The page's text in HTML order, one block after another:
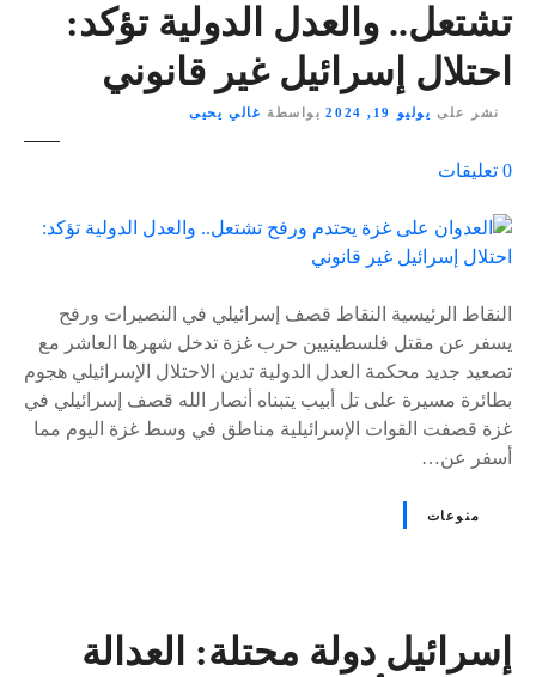
تشتعل.. والعدل الدولية تؤكد:
احتلال إسرائيل غير قانوني
نشر على يوليو 19, 2024 بواسطة غالي يحيى
0 تعليقات
ى
٪
النقاط الرئيسية النقاط قصف إسرائيلي في النصيرات ورفح
يسفر عن مقتل فلسطينيين حرب غزة تدخل شهرها العاشر مع
تصعيد جديد محكمة العدل الدولية تدين الاحتلال الإسرائيلي هجوم
بطائرة مسيرة على تل أبيب يتبناه أنصار الله قصف إسرائيلي في
غزة قصفت القوات الإسرائيلية مناطق في وسط غزة اليوم مما
أسفر عن…
منوعات
إسرائيل دولة محتلة: العدالة